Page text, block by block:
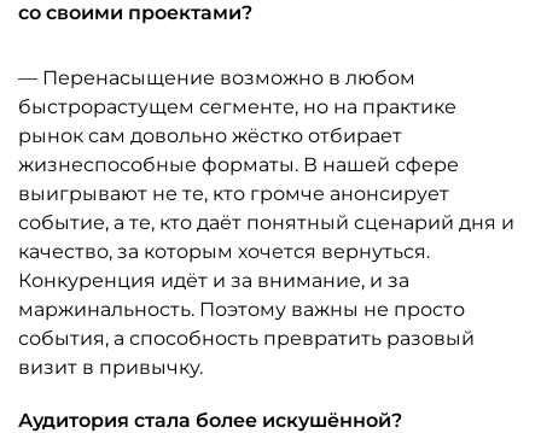
со своими проектами?
— Перенасыщение возможно в любом
быстрорастущем сегменте, но на практике
рынок сам довольно жёстко отбирает
жизнеспособные форматы. В нашей сфере
выигрывают не те, кто громче анонсирует
событие, а те, кто даёт понятный сценарий дня и
качество, за которым хочется вернуться.
Конкуренция идёт и за внимание, и за
маржинальность. Поэтому важны не просто
события, а способность превратить разовый
визит в привычку.
Аудитория стала более искушённой?